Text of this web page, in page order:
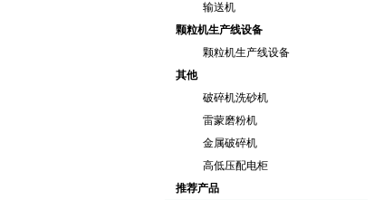
输送机
颗粒机生产线设备
颗粒机生产线设备
其他
破碎机洗砂机
雷蒙磨粉机
金属破碎机
高低压配电柜
推荐产品